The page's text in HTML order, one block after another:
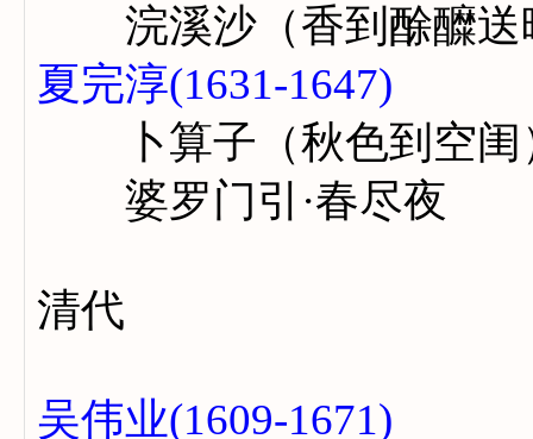
浣溪沙（香到酴醾送
夏完淳(1631-1647)
卜算子（秋色到空闺
婆罗门引·春尽夜
清代
吴伟业(1609-1671)